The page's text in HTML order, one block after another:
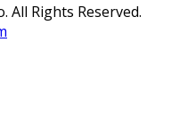
Rights Reserved.